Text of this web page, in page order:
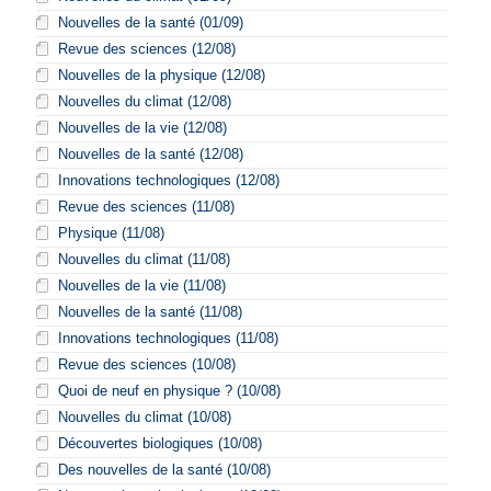
Nouvelles de la santé (01/09)
Revue des sciences (12/08)
Nouvelles de la physique (12/08)
Nouvelles du climat (12/08)
Nouvelles de la vie (12/08)
Nouvelles de la santé (12/08)
Innovations technologiques (12/08)
Revue des sciences (11/08)
Physique (11/08)
Nouvelles du climat (11/08)
Nouvelles de la vie (11/08)
Nouvelles de la santé (11/08)
Innovations technologiques (11/08)
Revue des sciences (10/08)
Quoi de neuf en physique ? (10/08)
Nouvelles du climat (10/08)
Découvertes biologiques (10/08)
Des nouvelles de la santé (10/08)